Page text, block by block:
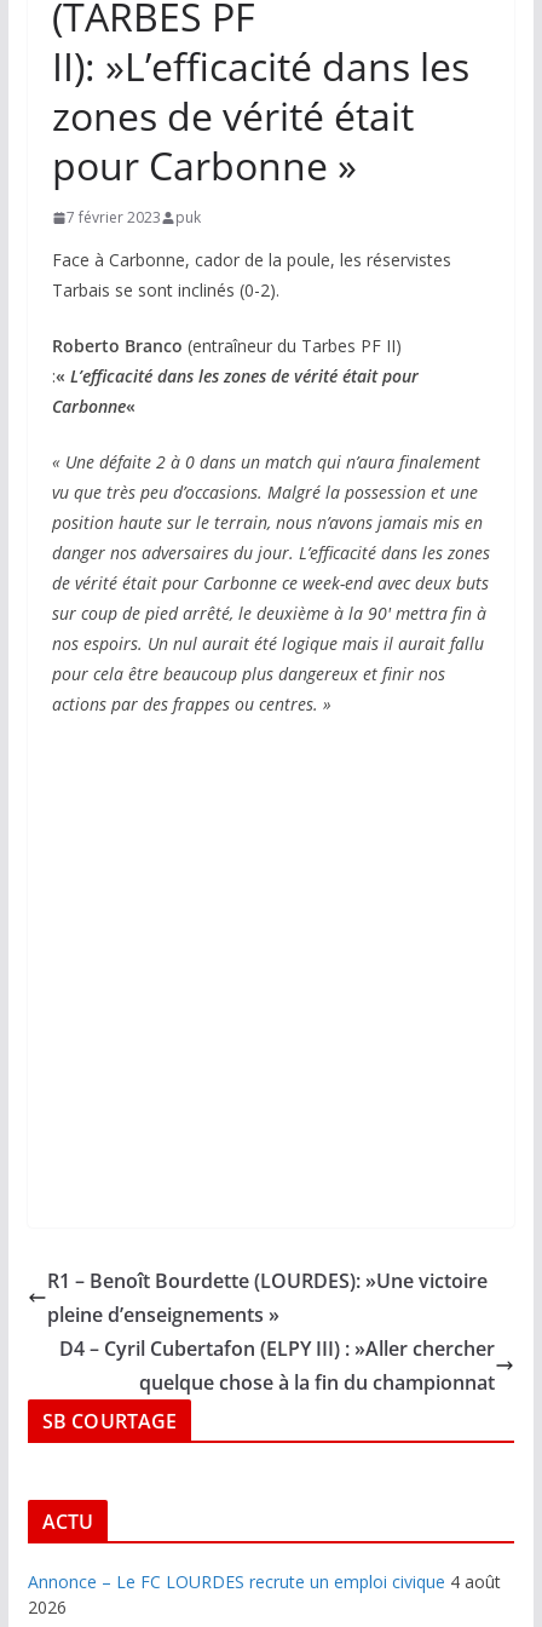
(TARBES PF
II): »L’efficacité dans les
zones de vérité était
pour Carbonne »
7 février 2023 puk
Face à Carbonne, cador de la poule, les réservistes
Tarbais se sont inclinés (0-2).
Roberto Branco (entraîneur du Tarbes PF II)
:« L’efficacité dans les zones de vérité était pour
Carbonne«
« Une défaite 2 à 0 dans un match qui n’aura finalement
vu que très peu d’occasions. Malgré la possession et une
position haute sur le terrain, nous n’avons jamais mis en
danger nos adversaires du jour. L’efficacité dans les zones
de vérité était pour Carbonne ce week-end avec deux buts
sur coup de pied arrêté, le deuxième à la 90′ mettra fin à
nos espoirs. Un nul aurait été logique mais il aurait fallu
pour cela être beaucoup plus dangereux et finir nos
actions par des frappes ou centres. »
R1 – Benoît Bourdette (LOURDES): »Une victoire
pleine d’enseignements »
D4 – Cyril Cubertafon (ELPY III) : »Aller chercher
quelque chose à la fin du championnat
SB COURTAGE
ACTU
Annonce – Le FC LOURDES recrute un emploi civique 4 août
2026